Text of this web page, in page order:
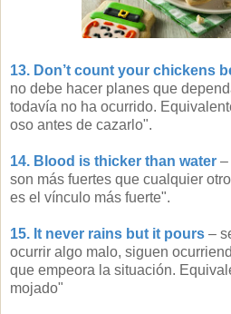
13. Don’t count your chickens
no debe hacer planes que
todavía no ha ocurrido.
oso antes de cazarlo".
14. Blood is thicker than water –
son más fuertes que cualquier
es el vínculo más fuerte".
15. It never rains but it pours –
ocurrir algo malo, siguen
que empeora la situación.
mojado"